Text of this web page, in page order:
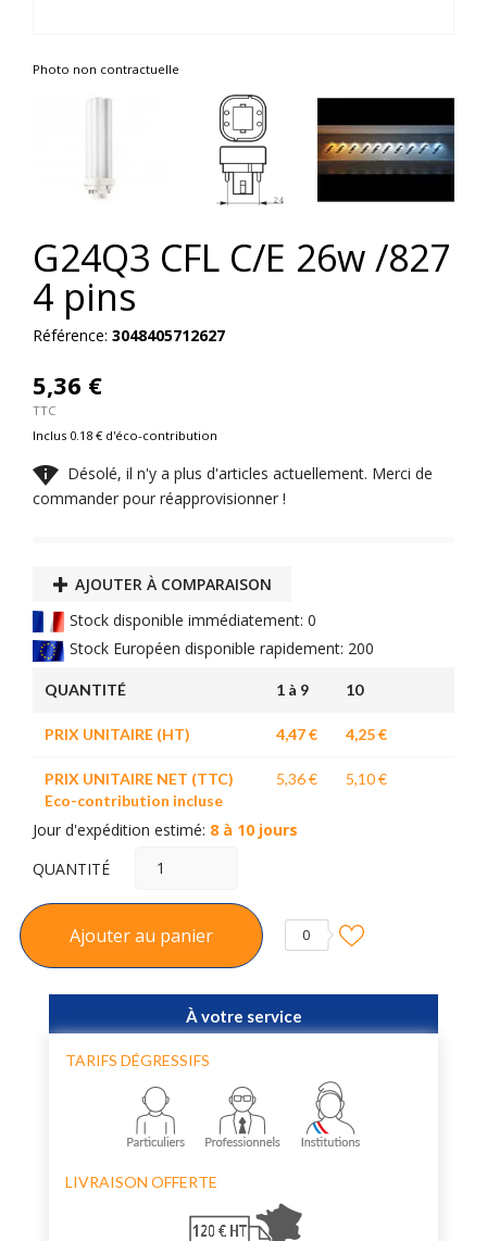
Photo non contractuelle
G24Q3 CFL C/E 26w /827
4 pins
Référence: 3048405712627
5,36 €
TTC
Inclus 0.18 € d'éco-contribution
 Désolé, il n'y a plus d'articles actuellement. Merci de
commander pour réapprovisionner !
AJOUTER À COMPARAISON
Stock disponible immédiatement: 0
Stock Européen disponible rapidement: 200
QUANTITÉ 1 à 9 10
PRIX UNITAIRE (HT) 4,47 € 4,25 €
PRIX UNITAIRE NET (TTC)
Eco-contribution incluse
5,36 € 5,10 €
Jour d'expédition estimé: 8 à 10 jours
QUANTITÉ
Ajouter au panier 0
À votre service
TARIFS DÉGRESSIFS
LIVRAISON OFFERTE